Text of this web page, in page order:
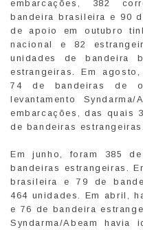
embarcações, 382
bandeira brasileira e 90
de apoio em outubro
nacional e 82
unidades de bandeira
estrangeiras. Em
74 de bandeiras de
levantamento
embarcações, das quais
de bandeiras estrangeiras.
Em junho, foram 385
bandeiras estrangeiras.
brasileira e 79 de
464 unidades. Em abril,
e 76 de bandeira
Syndarma/Abeam havia